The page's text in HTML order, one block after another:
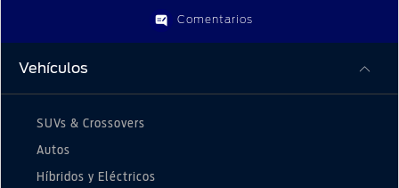
Comentarios
Vehículos
SUVs & Crossovers
Autos
Híbridos y Eléctricos